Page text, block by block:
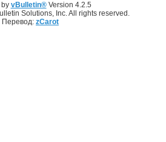
by vBulletin®Version 4.2.5
Solutions, Inc. All rights reserved.
Перевод: zCarot